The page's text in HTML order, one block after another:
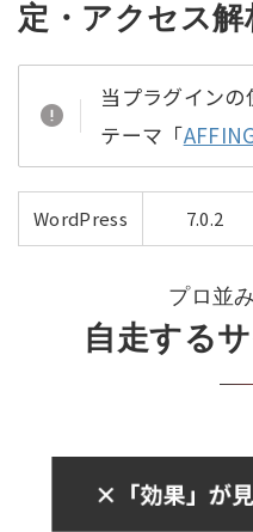
定・アクセス解
当プラグイン
テーマ「
WordPress 7.0.2
プロ並
自走する